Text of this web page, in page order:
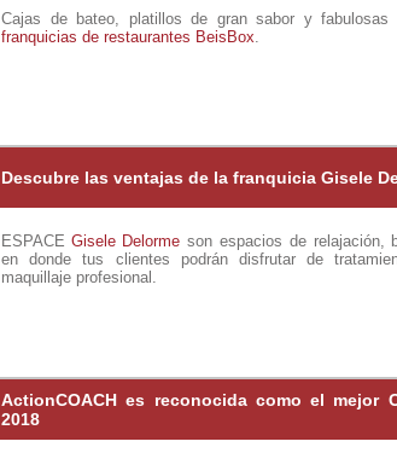
Cajas de bateo, platillos de gran sabor y
franquicias de restaurantes BeisBox
Descubre las ventajas de la franquicia Gisele
ESPACE Gisele Delorme son espacios de relajación,
en donde tus clientes podrán disfrutar de
maquillaje profesional.
ActionCOACH es reconocida como el mejor
2018